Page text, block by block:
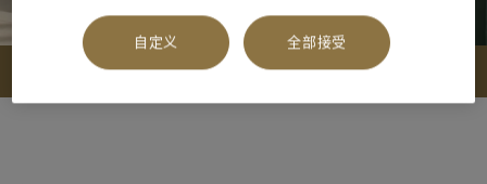
查看可订选项
自定义 全部接受